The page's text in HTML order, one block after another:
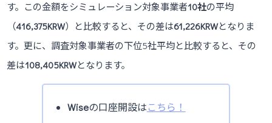
す。この金額をシミュレーション対象事業者10社の平均
（416,375KRW）と比較すると、その差は61,226KRWとなりま
す。更に、調査対象事業者の下位5社平均と比較すると、その
差は108,405KRWとなります。
Wiseの口座開設はこちら！